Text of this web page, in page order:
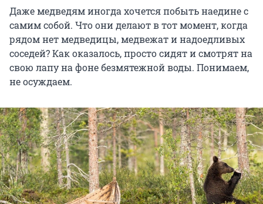
Даже медведям иногда хочется побыть наедине с
самим собой. Что они делают в тот момент, когда
рядом нет медведицы, медвежат и надоедливых
соседей? Как оказалось, просто сидят и смотрят на
свою лапу на фоне безмятежной воды. Понимаем,
не осуждаем.